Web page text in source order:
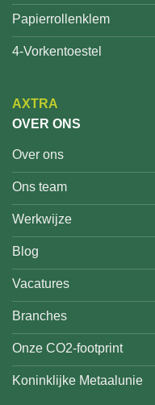
Papierrollenklem
4-Vorkentoestel
AXTRA
OVER ONS
Over ons
Ons team
Werkwijze
Blog
Vacatures
Branches
Onze CO2-footprint
Koninklijke Metaalunie